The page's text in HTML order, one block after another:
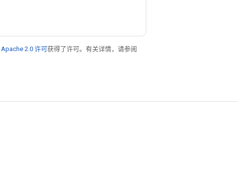
Apache 2.0 许可获得了许可。有关详情，请参阅